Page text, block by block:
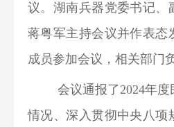
议。湖南兵器党委书记、
蒋粤军主持会议并作表态
成员参加会议，相关部门
会议通报了2024年
情况、深入贯彻中央八项